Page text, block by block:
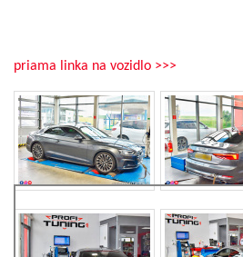
priama linka na vozidlo >>>